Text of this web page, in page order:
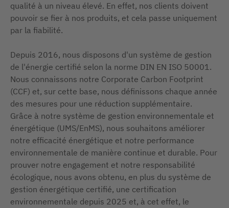
qualité à un niveau élevé. En effet, nos clients doivent
pouvoir se fier à nos produits, et cela passe uniquement
par la fiabilité.
Depuis 2016, nous disposons d'un système de gestion
de l'énergie certifié selon la norme DIN EN ISO 50001.
Nous connaissons notre Corporate Carbon Footprint
(CCF) et, sur cette base, nous définissons chaque année
des mesures pour une réduction supplémentaire.
Grâce à notre système de gestion environnementale et
énergétique (UMS/EnMS), nous souhaitons améliorer
notre efficacité énergétique et notre performance
environnementale de manière continue et durable. Pour
prouver notre engagement et notre responsabilité
écologique, nous avons obtenu, en plus du système de
gestion énergétique certifié, une certification
environnementale depuis 2025 et, à cet effet, le